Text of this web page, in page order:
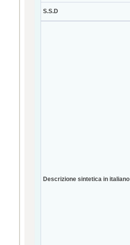
S.S.D
Descrizione sintetica in italiano